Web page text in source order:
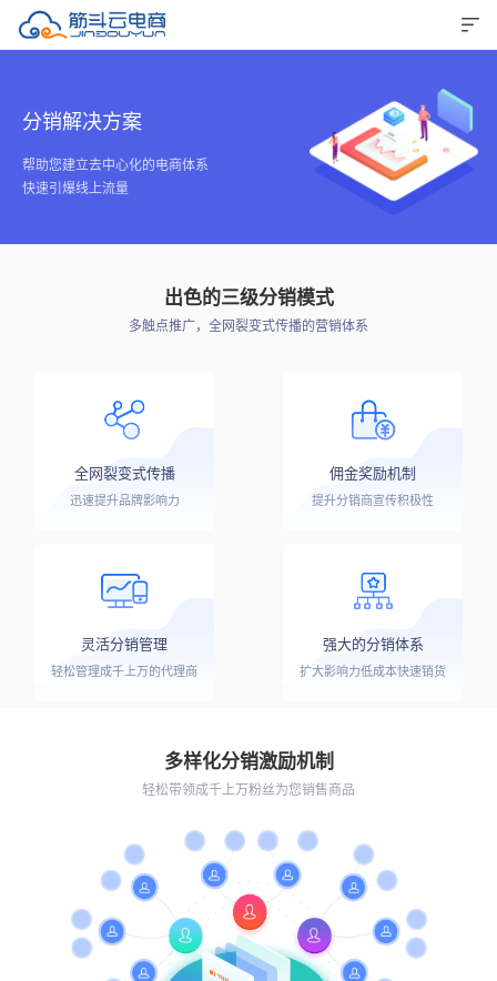
分销解决方案
帮助您建立去中心化的电商体系
快速引爆线上流量
出色的三级分销模式
多触点推广，全网裂变式传播的营销体系
全网裂变式传播
迅速提升品牌影响力
佣金奖励机制
提升分销商宣传积极性
灵活分销管理
轻松管理成千上万的代理商
强大的分销体系
扩大影响力低成本快速销货
多样化分销激励机制
轻松带领成千上万粉丝为您销售商品